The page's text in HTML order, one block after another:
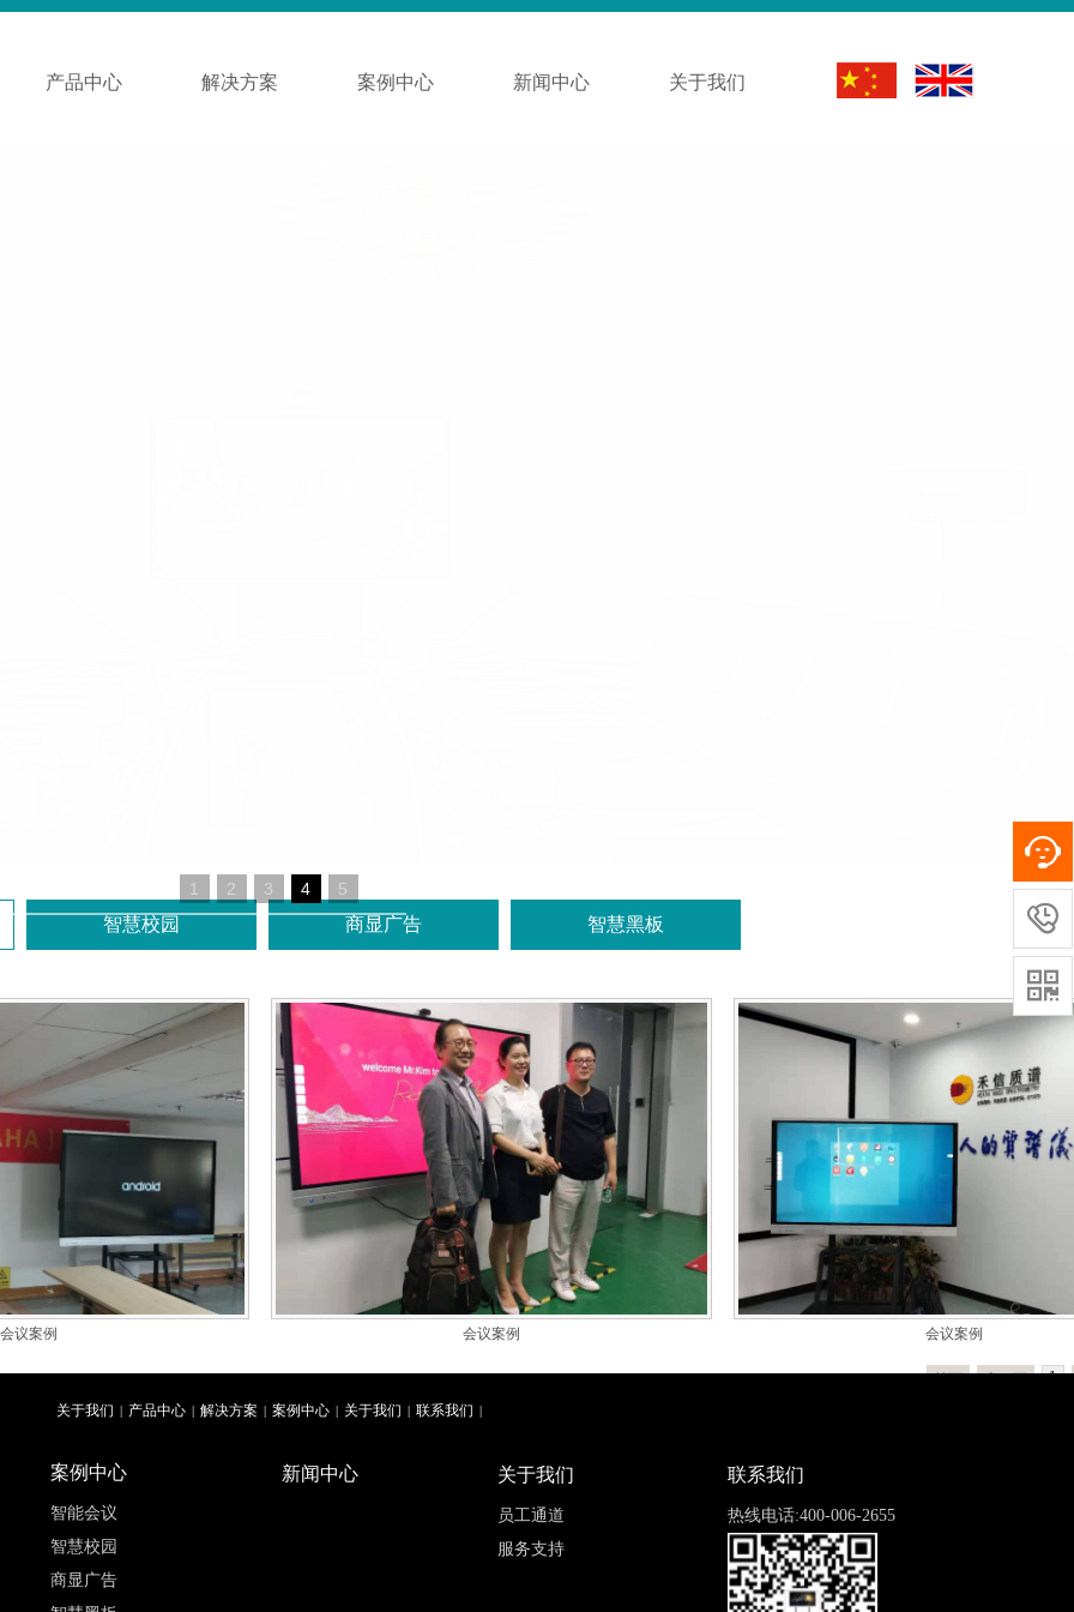
1 2 3 4 5
产品中心 解决方案 案例中心 新闻中心 关于我们
会议案例 会议案例 会议案例
1
智慧校园 商显广告 智慧黑板
关于我们 | 产品中心 | 解决方案 | 案例中心 | 关于我们 | 联系我们 |
关于我们
员工通道
服务支持
联系我们
热线电话:400-006-2655
新闻中心
案例中心
智能会议
智慧校园
商显广告

